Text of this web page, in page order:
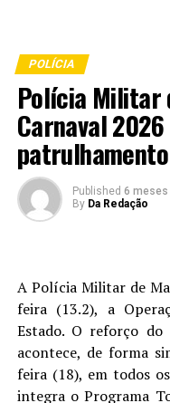
POLÍCIA
Polícia Militar
Carnaval
Published 6 meses
By Da Redação
A Polícia Militar de
feira (13.2), a
Estado. O reforço
acontece, de forma
feira (18), em todos
integra o Programa